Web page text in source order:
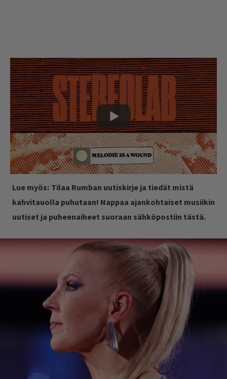
Lue myös: Tilaa Rumban uutiskirje ja tiedät mistä
kahvitauolla puhutaan! Nappaa ajankohtaiset musiikin
uutiset ja puheenaiheet suoraan sähköpostiin tästä.